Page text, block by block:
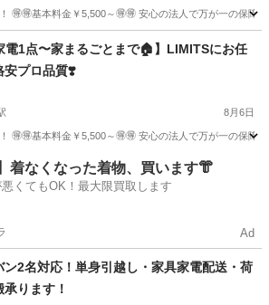
🉐🉐基本料金￥5,500～🉐🉐 安心の法人で万が一の保
引っ越し 無料
電1点〜家まるごとまで🏠】LIMITSにお任
安プロ品質❣️
8月6日
🉐🉐基本料金￥5,500～🉐🉐 安心の法人で万が一の保
駅 引っ越し 無料
着なくなった着物、買います👘
くてもOK！最大限買取します
Ad
ン2名対応！単身引越し・家具家電配送・荷
ります！